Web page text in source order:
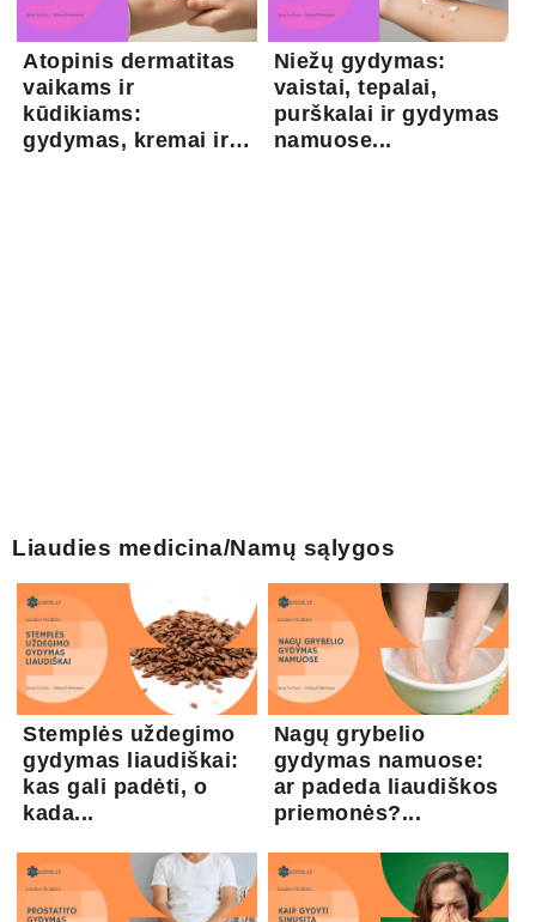
Atopinis dermatitas
vaikams ir
kūdikiams:
gydymas, kremai ir
Niežų gydymas:
vaistai, tepalai,
purškalai ir gydymas
namuose...
Liaudies medicina/Namų sąlygos
Stemplės uždegimo
gydymas liaudiškai:
kas gali padėti, o
kada...
Nagų grybelio
gydymas namuose:
ar padeda liaudiškos
priemonės?...